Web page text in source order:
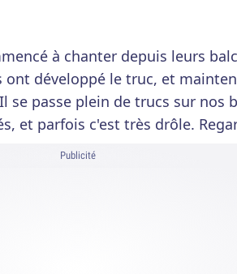
à chanter depuis leurs
ont développé le truc, et
se passe plein de trucs sur nos
et parfois c'est très drôle.
Publicité